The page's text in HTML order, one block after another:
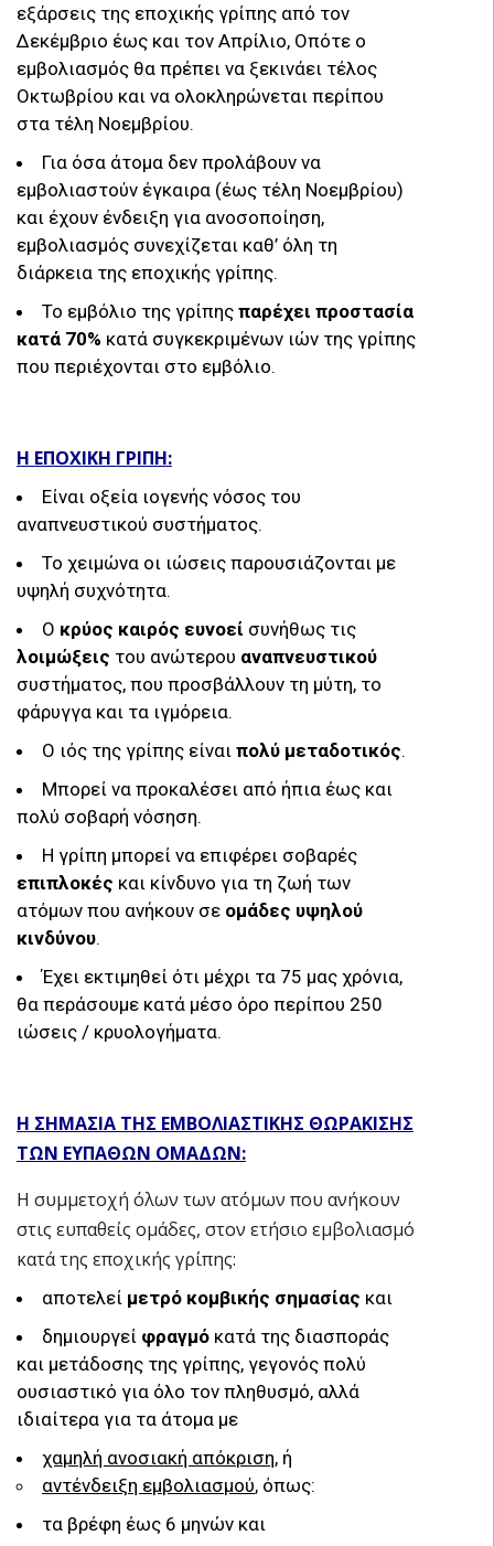
εξάρσεις της εποχικής γρίπης από τον
Δεκέμβριο έως και τον Απρίλιο, Οπότε ο
εμβολιασμός θα πρέπει να ξεκινάει τέλος
Οκτωβρίου και να ολοκληρώνεται περίπου
στα τέλη Νοεμβρίου.
Για όσα άτομα δεν προλάβουν να
εμβολιαστούν έγκαιρα (έως τέλη Νοεμβρίου)
και έχουν ένδειξη για ανοσοποίηση,
εμβολιασμός συνεχίζεται καθ’ όλη τη
διάρκεια της εποχικής γρίπης.
Το εμβόλιο της γρίπης παρέχει προστασία
κατά 70% κατά συγκεκριμένων ιών της γρίπης
που περιέχονται στο εμβόλιο.
Η ΕΠΟΧΙΚΗ ΓΡΙΠΗ:
Είναι οξεία ιογενής νόσος του
αναπνευστικού συστήματος.
Το χειμώνα οι ιώσεις παρουσιάζονται με
υψηλή συχνότητα.
Ο κρύος καιρός ευνοεί συνήθως τις
λοιμώξεις του ανώτερου αναπνευστικού
συστήματος, που προσβάλλουν τη μύτη, το
φάρυγγα και τα ιγμόρεια.
Ο ιός της γρίπης είναι πολύ μεταδοτικός.
Μπορεί να προκαλέσει από ήπια έως και
πολύ σοβαρή νόσηση.
Η γρίπη μπορεί να επιφέρει σοβαρές
επιπλοκές και κίνδυνο για τη ζωή των
ατόμων που ανήκουν σε ομάδες υψηλού
κινδύνου.
Έχει εκτιμηθεί ότι μέχρι τα 75 μας χρόνια,
θα περάσουμε κατά μέσο όρο περίπου 250
ιώσεις / κρυολογήματα.
Η ΣΗΜΑΣΙΑ ΤΗΣ ΕΜΒΟΛΙΑΣΤΙΚΗΣ ΘΩΡΑΚΙΣΗΣ
ΤΩΝ ΕΥΠΑΘΩΝ ΟΜΑΔΩΝ:
Η συμμετοχή όλων των ατόμων που ανήκουν
στις ευπαθείς ομάδες, στον ετήσιο εμβολιασμό
κατά της εποχικής γρίπης:
αποτελεί μετρό κομβικής σημασίας και
δημιουργεί φραγμό κατά της διασποράς
και μετάδοσης της γρίπης, γεγονός πολύ
ουσιαστικό για όλο τον πληθυσμό, αλλά
ιδιαίτερα για τα άτομα με
χαμηλή ανοσιακή απόκριση, ή
αντένδειξη εμβολιασμού, όπως:
τα βρέφη έως 6 μηνών και